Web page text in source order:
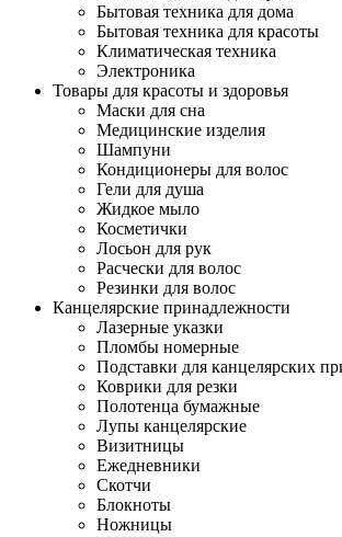
Бытовая техника для дома
Бытовая техника для красоты
Климатическая техника
Электроника
Товары для красоты и здоровья
Маски для сна
Медицинские изделия
Шампуни
Кондиционеры для волос
Гели для душа
Жидкое мыло
Косметички
Лосьон для рук
Расчески для волос
Резинки для волос
Канцелярские принадлежности
Лазерные указки
Пломбы номерные
Подставки для канцелярских
Коврики для резки
Полотенца бумажные
Лупы канцелярские
Визитницы
Ежедневники
Скотчи
Блокноты
Ножницы